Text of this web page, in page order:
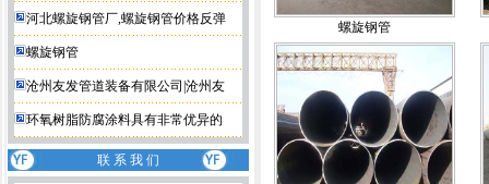
河北螺旋钢管厂,螺旋钢管价格反弹
螺旋钢管
沧州友发管道装备有限公司|沧州友
环氧树脂防腐涂料具有非常优异的
联 系 我 们
螺旋钢管